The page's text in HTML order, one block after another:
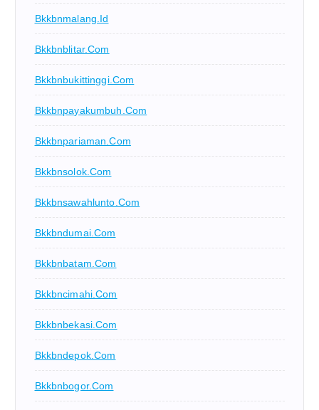
Bkkbnmalang.id
Bkkbnblitar.com
Bkkbnbukittinggi.com
Bkkbnpayakumbuh.com
Bkkbnpariaman.com
Bkkbnsolok.com
Bkkbnsawahlunto.com
Bkkbndumai.com
Bkkbnbatam.com
Bkkbncimahi.com
Bkkbnbekasi.com
Bkkbndepok.com
Bkkbnbogor.com